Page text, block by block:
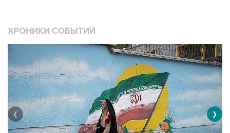
ХРОНИКИ СОБЫТИЙ
❮ ❯